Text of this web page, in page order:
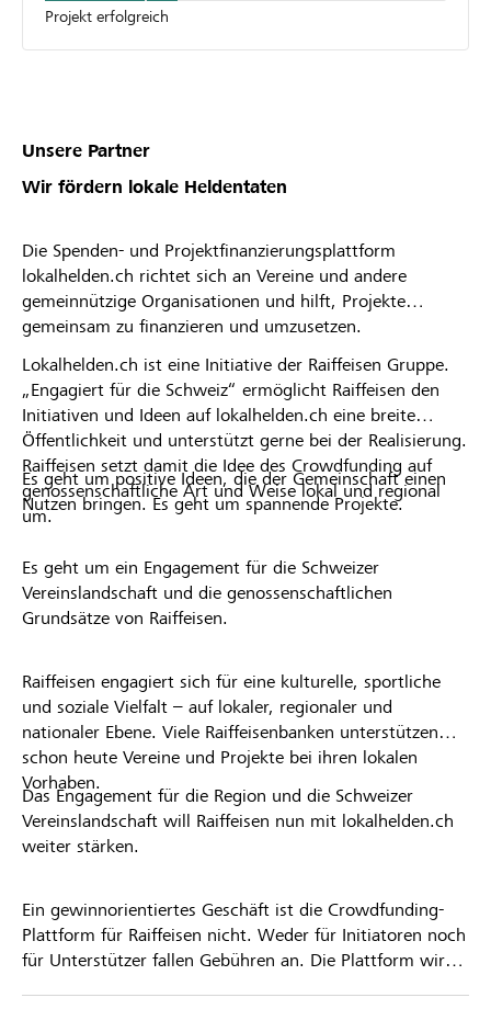
Projekt erfolgreich
Unsere Partner
Wir fördern lokale Heldentaten
Die Spenden- und Projektfinanzierungsplattform
lokalhelden.ch richtet sich an Vereine und andere
gemeinnützige Organisationen und hilft, Projekte
gemeinsam zu finanzieren und umzusetzen.
Lokalhelden.ch ist eine Initiative der Raiffeisen Gruppe.
„Engagiert für die Schweiz“ ermöglicht Raiffeisen den
Initiativen und Ideen auf lokalhelden.ch eine breite
Öffentlichkeit und unterstützt gerne bei der Realisierung.
Raiffeisen setzt damit die Idee des Crowdfunding auf
genossenschaftliche Art und Weise lokal und regional
um.
Es geht um positive Ideen, die der Gemeinschaft einen
Nutzen bringen. Es geht um spannende Projekte.
Es geht um ein Engagement für die Schweizer
Vereinslandschaft und die genossenschaftlichen
Grundsätze von Raiffeisen.
Raiffeisen engagiert sich für eine kulturelle, sportliche
und soziale Vielfalt – auf lokaler, regionaler und
nationaler Ebene. Viele Raiffeisenbanken unterstützen
schon heute Vereine und Projekte bei ihren lokalen
Vorhaben.
Das Engagement für die Region und die Schweizer
Vereinslandschaft will Raiffeisen nun mit lokalhelden.ch
weiter stärken.
Ein gewinnorientiertes Geschäft ist die Crowdfunding-
Plattform für Raiffeisen nicht. Weder für Initiatoren noch
für Unterstützer fallen Gebühren an. Die Plattform wird